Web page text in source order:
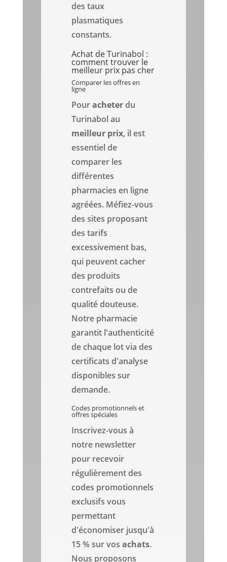
des taux
plasmatiques
constants.
Achat de Turinabol :
comment trouver le
meilleur prix pas cher
Comparer les offres en
ligne
Pouracheterdu
Turinabol au
meilleur prix, il est
essentiel de
comparer les
différentes
pharmacies en ligne
agréées. Méfiez-vous
des sites proposant
des tarifs
excessivement bas,
qui peuvent cacher
des produits
contrefaits ou de
qualité douteuse.
Notre pharmacie
garantit l'authenticité
de chaque lot via des
certificats d'analyse
disponibles sur
demande.
Codes promotionnels et
offres spéciales
Inscrivez-vous à
notre newsletter
pour recevoir
régulièrement des
codes promotionnels
exclusifs vous
permettant
d'économiser jusqu'à
15 % sur vosachats.
Nous proposons